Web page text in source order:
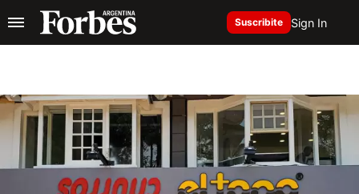
Suscribite Sign In